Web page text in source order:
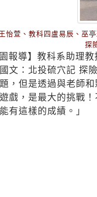
怡萱、教科四盧易辰、巫
探
報導】教科系助理
文：北投硫穴記 探
，但是透過與老師
戲，是最大的挑戰
有這樣的成績。」